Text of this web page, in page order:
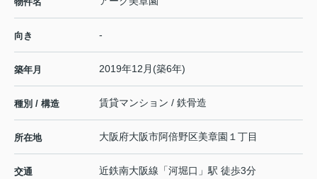
向き -
築年月 2019年12月(築6年)
種別 / 構造 賃貸マンション / 鉄骨造
所在地 大阪府大阪市阿倍野区美章園 １丁目
交通 近鉄南大阪線 「河堀口 」駅 徒歩3分